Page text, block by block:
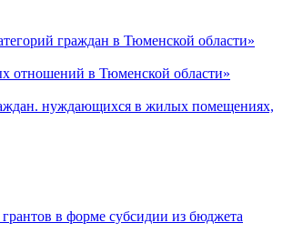
граждан в Тюменской области»
отношений в Тюменской области»
нуждающихся в жилых помещениях,
в форме субсидии из бюджета